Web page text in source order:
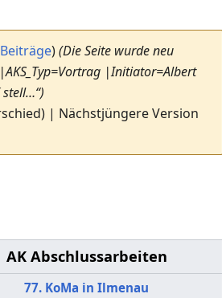
Beiträge)(Die Seite wurde neu
|Initiator=Albert
| Nächstjüngere Version
AK Abschlussarbeiten
77. KoMa in Ilmenau